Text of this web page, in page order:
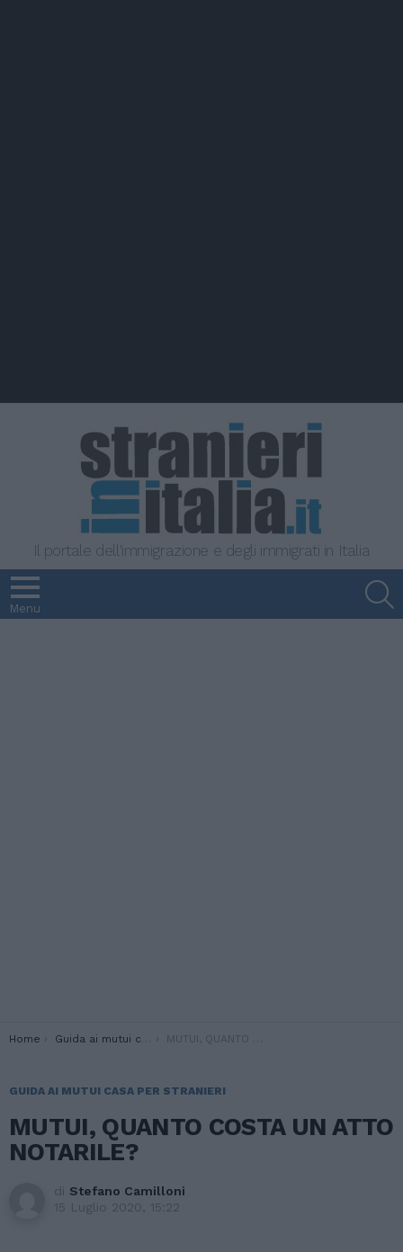
Il portale dell'immigrazione e degli immigrati in Italia
Menu
You are here:
Home Guida ai mutui casa per stranieri MUTUI, QUANTO COSTA UN ATTO NOTARILE?
GUIDA AI MUTUI CASA PER STRANIERI
MUTUI, QUANTO COSTA UN ATTO
NOTARILE?
di Stefano Camilloni
15 Luglio 2020, 15:22